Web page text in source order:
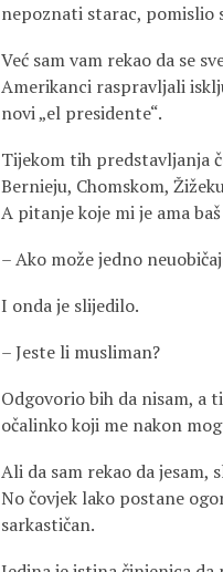
nepoznati starac, pomislio
Već sam vam rekao da se
Amerikanci raspravljali
novi „el presidente“.
Tijekom tih predstavljanja
Bernieju, Chomskom,
A pitanje koje mi je ama
– Ako može jedno
I onda je slijedilo.
– Jeste li musliman?
Odgovorio bih da nisam, a
očalinko koji me nakon
Ali da sam rekao da jesam,
No čovjek lako postane
sarkastičan.